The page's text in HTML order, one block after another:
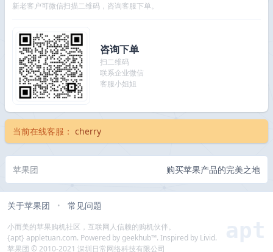
新老客户可微信扫描二维码，咨询客服下单。
咨询下单
扫二维码
联系企业微信
客服小姐姐
当前在线客服： cherry
苹果团 购买苹果产品的完美之地
关于苹果团 • 常见问题
小而美的苹果购机社区，互联网人信赖的购机伙伴。
{apt} appletuan.com. Powered by geekhub™. Inspired by Livid.
苹果团 © 2010-2021 深圳日常网络科技有限公司